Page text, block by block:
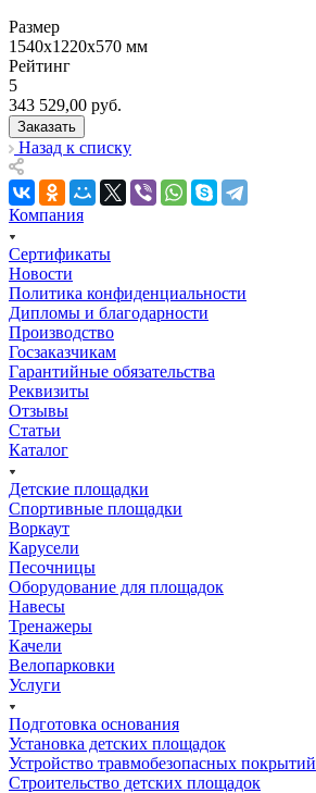
Размер
1540х1220х570 мм
Рейтинг
5
343 529,00 руб.
Заказать
Назад к списку
Компания
Сертификаты
Новости
Политика конфиденциальности
Дипломы и благодарности
Производство
Госзаказчикам
Гарантийные обязательства
Реквизиты
Отзывы
Статьи
Каталог
Детские площадки
Спортивные площадки
Воркаут
Карусели
Песочницы
Оборудование для площадок
Навесы
Тренажеры
Качели
Велопарковки
Услуги
Подготовка основания
Установка детских площадок
Устройство травмобезопасных покрытий
Строительство детских площадок